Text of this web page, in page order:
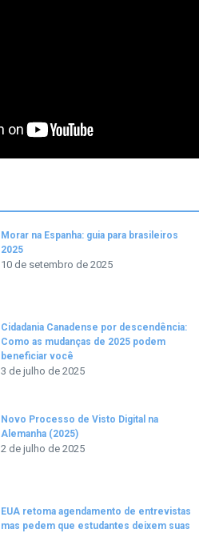
Morar na Espanha: guia para brasileiros
2025
10 de setembro de 2025
Cidadania Canadense por descendência:
Como as mudanças de 2025 podem
beneficiar você
3 de julho de 2025
Novo Processo de Visto Digital na
Alemanha (2025)
2 de julho de 2025
EUA retoma agendamento de entrevistas
mas pedem que estudantes deixem suas